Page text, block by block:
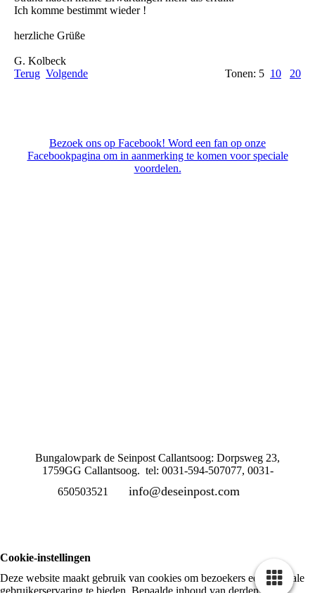
Ich komme bestimmt wieder !
herzliche Grüße
G. Kolbeck
Terug Volgende Tonen: 5 10 20
Bezoek ons op Facebook! Word een fan op onze
Facebookpagina om in aanmerking te komen voor speciale
voordelen.
Bungalowpark de Seinpost Callantsoog: Dorpsweg 23,
1759GG Callantsoog. tel: 0031-594-507077, 0031-
650503521
info@deseinpost.com
Cookie-instellingen
Deze website maakt gebruik van cookies om bezoekers een optimale
gebruikerservaring te bieden. Bepaalde inhoud van derden wordt